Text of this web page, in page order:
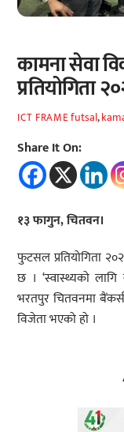
कामना सेवा
प्रतियोगिता
ICT FRAMEfutsal,
Share It On:
१३ फागुन, चितवन।
फुटसल प्रतियोगिता
छ । ‘स्वास्थ्यको
भरतपुर चितवनमा
विजेता भएको हो ।